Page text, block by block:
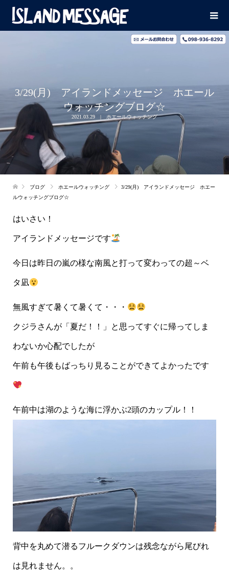
3/29(月) アイランドメッセージ ホエール
ウォッチングブログ☆
2021.03.29 ホエールウォッチング
ブログ ホエールウォッチング
3/29(月) アイランドメッセージ ホエー
ルウォッチングブログ☆
はいさい！
アイランドメッセージです
今日は昨日の嵐の様な南風と打って変わっての超～ベ
タ凪
無風すぎて暑くて暑くて・・・
クジラさんが「夏だ！！」と思ってすぐに帰ってしま
わないか心配でしたが
午前も午後もばっちり見ることができてよかったです
午前中は湖のような海に浮かぶ2頭のカップル！！
背中を丸めて潜るフルークダウンは残念ながら尾びれ
は見れません。。